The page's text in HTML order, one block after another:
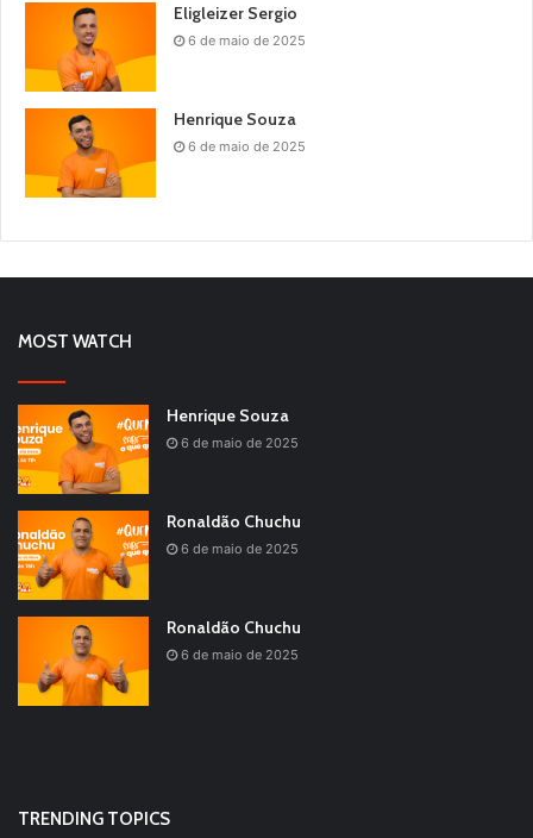
Eligleizer Sergio
6 de maio de 2025
Henrique Souza
6 de maio de 2025
MOST WATCH
Henrique Souza
6 de maio de 2025
Ronaldão Chuchu
6 de maio de 2025
Ronaldão Chuchu
6 de maio de 2025
TRENDING TOPICS